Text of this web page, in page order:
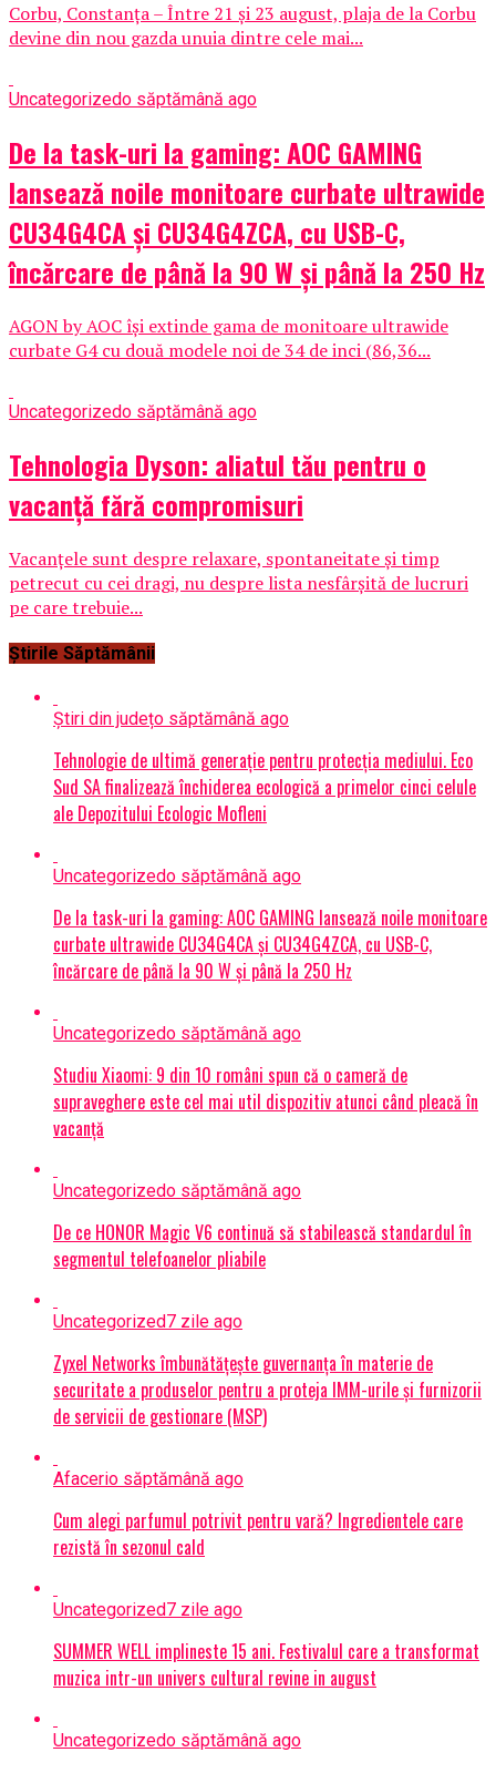
Corbu, Constanța – Între 21 și 23 august, plaja de la Corbu
devine din nou gazda unuia dintre cele mai...
Uncategorizedo săptămână ago
De la task-uri la gaming: AOC GAMING
lansează noile monitoare curbate ultrawide
CU34G4CA și CU34G4ZCA, cu USB-C,
încărcare de până la 90 W și până la 250 Hz
AGON by AOC își extinde gama de monitoare ultrawide
curbate G4 cu două modele noi de 34 de inci (86,36...
Uncategorizedo săptămână ago
Tehnologia Dyson: aliatul tău pentru o
vacanță fără compromisuri
Vacanțele sunt despre relaxare, spontaneitate și timp
petrecut cu cei dragi, nu despre lista nesfârșită de lucruri
pe care trebuie...
Știrile Săptămânii
Știri din județo săptămână ago
Tehnologie de ultimă generație pentru protecția mediului. Eco
Sud SA finalizează închiderea ecologică a primelor cinci celule
ale Depozitului Ecologic Mofleni
Uncategorizedo săptămână ago
De la task-uri la gaming: AOC GAMING lansează noile monitoare
curbate ultrawide CU34G4CA și CU34G4ZCA, cu USB-C,
încărcare de până la 90 W și până la 250 Hz
Uncategorizedo săptămână ago
Studiu Xiaomi: 9 din 10 români spun că o cameră de
supraveghere este cel mai util dispozitiv atunci când pleacă în
vacanță
Uncategorizedo săptămână ago
De ce HONOR Magic V6 continuă să stabilească standardul în
segmentul telefoanelor pliabile
Uncategorized7 zile ago
Zyxel Networks îmbunătățește guvernanța în materie de
securitate a produselor pentru a proteja IMM-urile și furnizorii
de servicii de gestionare (MSP)
Afacerio săptămână ago
Cum alegi parfumul potrivit pentru vară? Ingredientele care
rezistă în sezonul cald
Uncategorized7 zile ago
SUMMER WELL implineste 15 ani. Festivalul care a transformat
muzica intr-un univers cultural revine in august
Uncategorizedo săptămână ago